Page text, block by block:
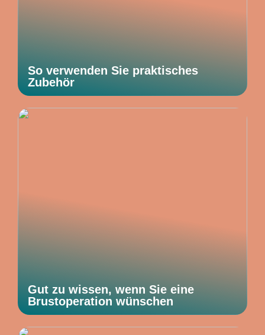
So verwenden Sie praktisches
Zubehör
Gut zu wissen, wenn Sie eine
Brustoperation wünschen